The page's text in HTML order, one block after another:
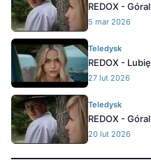
REDOX -
5 mar 2026
Teledysk
REDOX -
27 lut 2026
Teledysk
REDOX -
20 lut 2026